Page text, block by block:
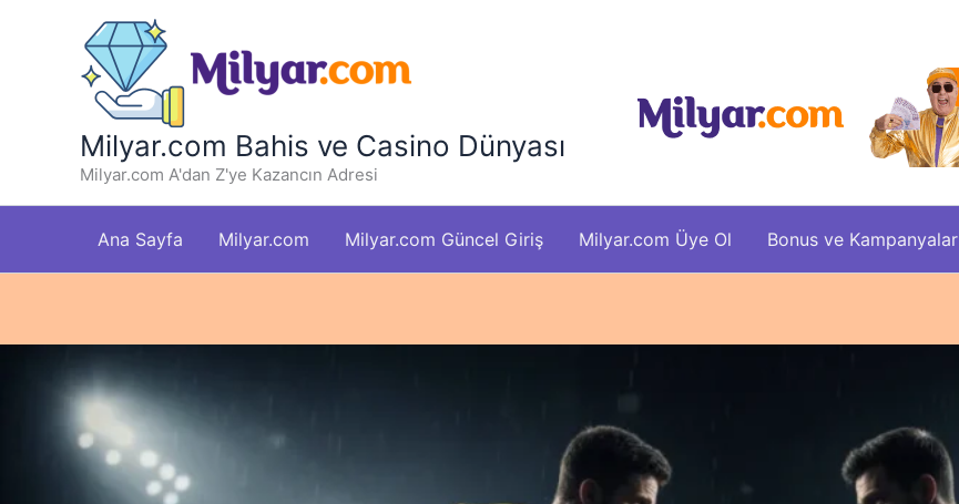
Milyar.com Bahis ve Casino Dünyası
Milyar.com A'dan Z'ye Kazancın Adresi
Ana Sayfa Milyar.com Milyar.com Güncel Giriş Milyar.com Üye Ol Bonus ve Kampanyalar